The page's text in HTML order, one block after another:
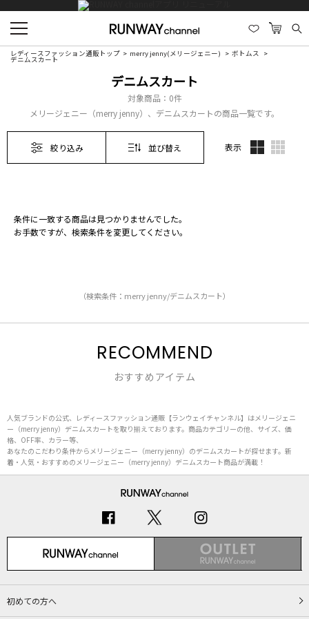
レディースファッション通販トップ merry jenny(メリージェニー) ボトムス
デニムスカート
デニムスカート
対象商品： 0件
メリージェニー（merry jenny）、デニムスカートの商品一覧です。
絞り込み 並び替え 表示
条件に一致する商品は見つかりませんでした。
お手数ですが、検索条件を変更してください。
（検索条件：merry jenny/デニムスカート）
RECOMMEND
おすすめアイテム
人気ブランドの公式、レディースファッション通販【ランウェイチャンネル】はメリージェニ
ー（merry jenny）デニムスカートを取り揃えております。商品カテゴリーの他、サイズ、価
格、OFF率、カラー等、
あなたのこだわり条件からメリージェニー（merry jenny）のデニムスカートが探せます。新
着・人気・おすすめのメリージェニー（merry jenny）デニムスカート商品が満載！
初めての方へ